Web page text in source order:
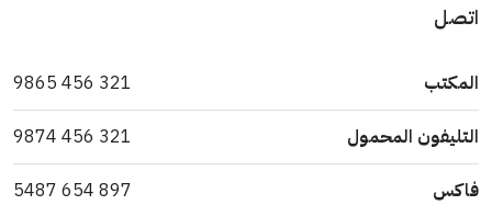
اتصل
المكتب 321 456 9865
التليفون المحمول 321 456 9874
فاكس 897 654 5487